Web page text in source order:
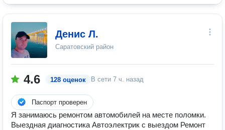
Денис Л.
Саратовский район
4.6 128 оценок В сети 7 ч. назад
Паспорт проверен
Я занимаюсь ремонтом автомобилей на месте поломки.
Выездная диагностика Автоэлектрик с выездом Ремонт